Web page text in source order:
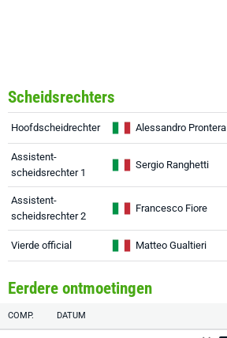
Scheidsrechters
Hoofdscheidrechter Alessandro Prontera
Assistent-
scheidsrechter 1
Sergio Ranghetti
Assistent-
scheidsrechter 2
Francesco Fiore
Vierde official Matteo Gualtieri
Eerdere ontmoetingen
COMP. DATUM